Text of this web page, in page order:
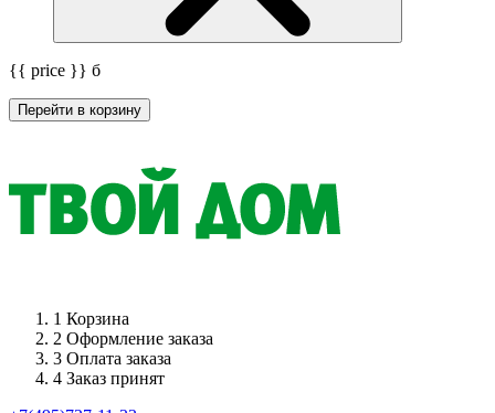
{{ price }} б
Перейти в корзину
1 Корзина
2 Оформление заказа
3 Оплата заказа
4 Заказ принят